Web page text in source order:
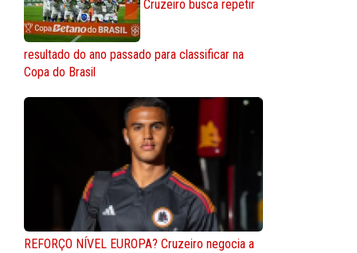
Cruzeiro busca repetir
resultado do ano passado para classificar na
Copa do Brasil
REFORÇO NÍVEL EUROPA? Cruzeiro negocia a